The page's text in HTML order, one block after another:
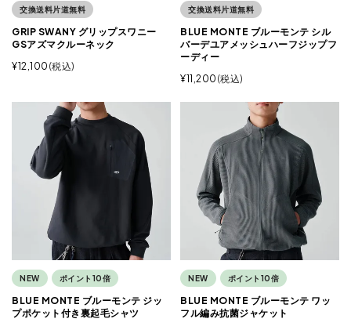
交換送料片道無料
GRIP SWANY グリップスワニー
GSアズマクルーネック
¥12,100 税込
交換送料片道無料
BLUE MONTE ブルーモンテ シル
バーデユアメッシュハーフジップフ
ーディー
¥11,200 税込
NEW ポイント10倍
BLUE MONTE ブルーモンテ ジッ
プポケット付き裏起毛シャツ
NEW ポイント10倍
BLUE MONTE ブルーモンテ ワッ
フル編み抗菌ジャケット